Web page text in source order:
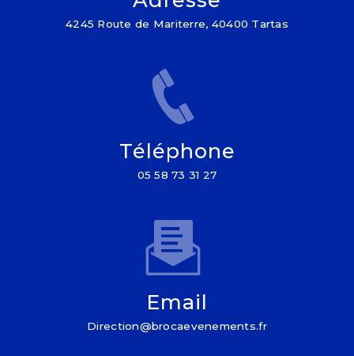
4245 Route de Mariterre, 40400 Tartas
Téléphone
05 58 73 31 27
Email
direction@brocaevenements.fr